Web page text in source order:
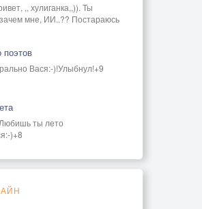
,, хулиганка,,)). Ты
мне, ИИ..?? Постараюсь
поэтов
Вася:-)!Улыбнул!+9
ты лето
)+8